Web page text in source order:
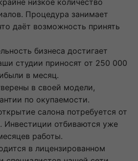
Процедура занимает
даёт возможность принять
бизнеса достигает
студии приносят от 250 000
в месяц.
в своей модели,
по окупаемости.
салона потребуется от
Инвестиции отбиваются уже
работы.
в лицензированном